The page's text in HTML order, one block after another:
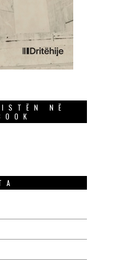
NË